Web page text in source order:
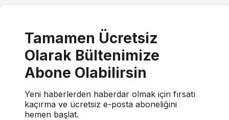
Tamamen Ücretsiz
Olarak Bültenimize
Abone Olabilirsin
Yeni haberlerden haberdar olmak için fırsatı
kaçırma ve ücretsiz e-posta aboneliğini
hemen başlat.